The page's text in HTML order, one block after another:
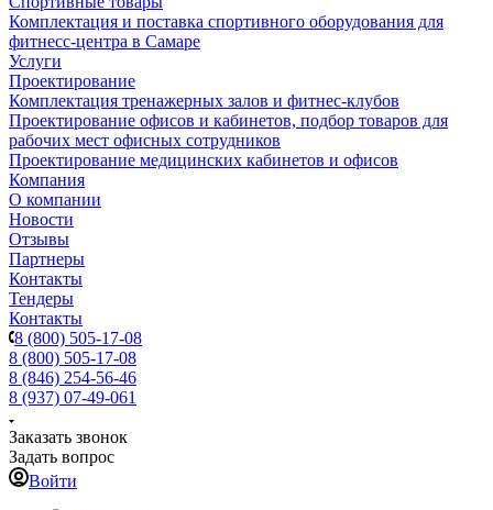
Комплектация и поставка спортивного оборудования для
фитнесс-центра в Самаре
Услуги
Проектирование
Комплектация тренажерных залов и фитнес-клубов
Проектирование офисов и кабинетов, подбор товаров для
рабочих мест офисных сотрудников
Проектирование медицинских кабинетов и офисов
Компания
О компании
Новости
Отзывы
Партнеры
Контакты
Тендеры
Контакты
8 (800) 505-17-08
8 (800) 505-17-08
8 (846) 254-56-46
8 (937) 07-49-061
Заказать звонок
Задать вопрос
Войти